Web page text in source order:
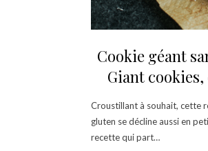
Cookie géant
Giant
Croustillant à souhait, cette
gluten se décline aussi en
recette qui part…